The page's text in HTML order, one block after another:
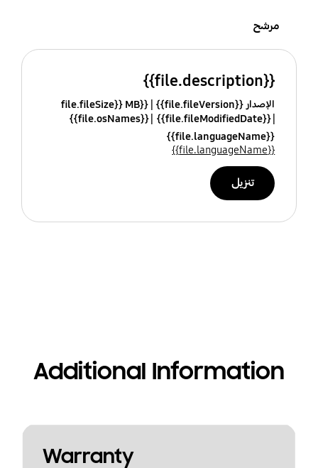
مرشح
{{file.description}}
الإصدار {{file.fileVersion}}
{{file.fileSize}} MB
{{file.fileModifiedDate}}
{{file.osNames}}
{{file.languageName}}
{{file.languageName}}
تنزيل
Additional Information
Warranty